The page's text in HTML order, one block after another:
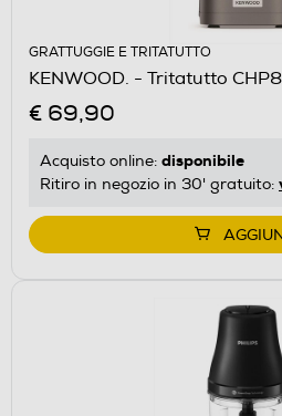
GRATTUGGIE E TRITATUTTO
KENWOOD. - Tritatutto
€ 69,90
Acquisto online: disponibile
Ritiro in negozio in 30' gratuito: